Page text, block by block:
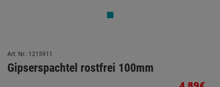
Art. Nr.: 1215911
Gipserspachtel rostfrei 100mm